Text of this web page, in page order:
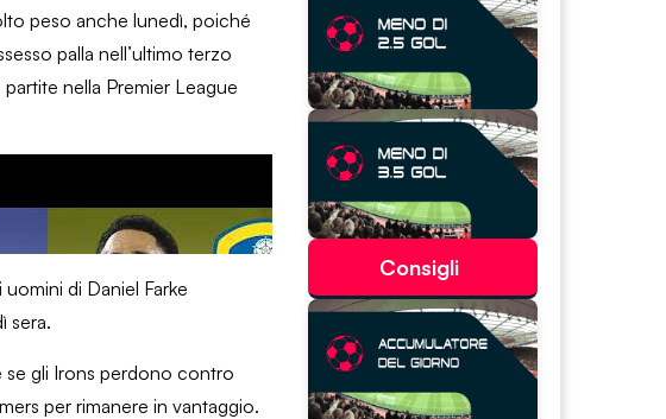
peso anche lunedì, poiché
palla nell’ultimo terzo
nella Premier League
di Daniel Farke
sera.
se gli Irons perdono contro
per rimanere in vantaggio.
Consigli